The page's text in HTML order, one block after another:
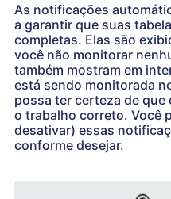
As notificações
a garantir que suas
completas. Elas são
você não monitorar
também mostram em
está sendo monitorada
possa ter certeza de
o trabalho correto. Você
desativar) essas
conforme desejar.